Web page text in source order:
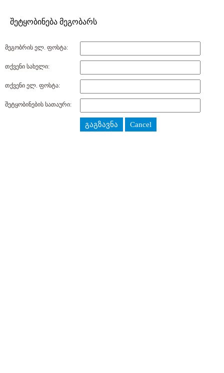
შეტყობინება მეგობარს
მეგობრის ელ. ფოსტა:
თქვენი სახელი:
თქვენი ელ. ფოსტა:
შეტყობინების სათაური:
გაგზავნა Cancel